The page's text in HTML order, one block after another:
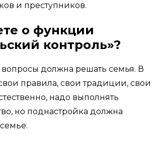
и преступников.
о функции
контроль»?
вопросы должна решать семья. В
правила, свои традиции, свои
надо выполнять
но поднастройка должна